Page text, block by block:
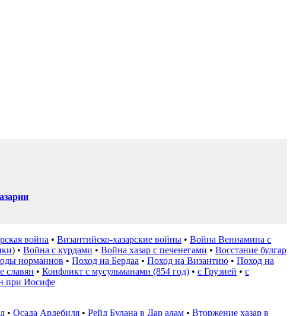
война • Византийско-хазарские войны • Война Вениамина с
) • Война с курдами • Война хазар с печенегами • Восстание булгар
норманнов • Поход на Бердаа • Поход на Византию • Поход на
славян • Конфликт с мусульманами (854 год) • с Грузией • с
при Иосифе
• Осада Ардебиля • Рейд Булана в Дар алам • Вторжение хазар в